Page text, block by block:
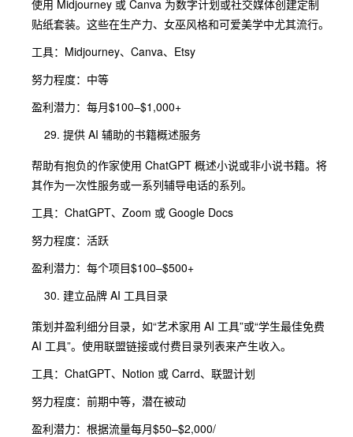
使用 Midjourney 或 Canva 为数字计划或社交媒体创建定制
贴纸套装。这些在生产力、女巫风格和可爱美学中尤其流行。
工具：Midjourney、Canva、Etsy
努力程度：中等
盈利潜力：每月$100–$1,000+
提供 AI 辅助的书籍概述服务
帮助有抱负的作家使用 ChatGPT 概述小说或非小说书籍。将
其作为一次性服务或一系列辅导电话的系列。
工具：ChatGPT、Zoom 或 Google Docs
努力程度：活跃
盈利潜力：每个项目$100–$500+
建立品牌 AI 工具目录
策划并盈利细分目录，如“艺术家用 AI 工具”或“学生最佳免费
AI 工具”。使用联盟链接或付费目录列表来产生收入。
工具：ChatGPT、Notion 或 Carrd、联盟计划
努力程度：前期中等，潜在被动
盈利潜力：根据流量每月$50–$2,000/